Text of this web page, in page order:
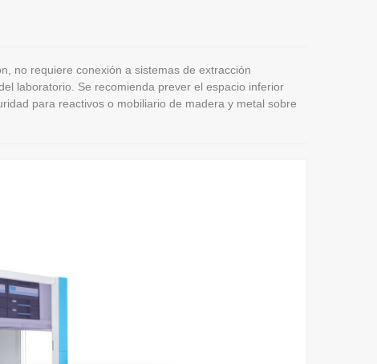
no requiere conexión a sistemas de extracción
laboratorio. Se recomienda prever el espacio inferior
para reactivos o mobiliario de madera y metal sobre